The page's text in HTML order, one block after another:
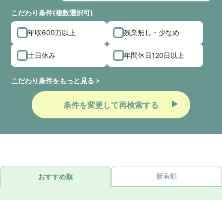
こだわり条件(複数選択可)
年収600万以上 残業無し・少なめ
土日休み 年間休日120日以上
こだわり条件をもっと見る
条件を変更して再検索する
おすすめ順 新着順